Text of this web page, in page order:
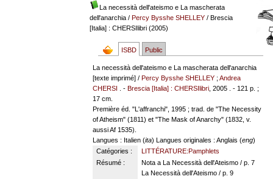
La necessità dell'ateismo e La mascherata
dell'anarchia/ Percy Bysshe SHELLEY/ Brescia
[Italia] : CHERSIlibri (2005)
ISBD Public
La necessità dell'ateismo e La mascherata dell'anarchia
[texte imprimé] /Percy Bysshe SHELLEY ;Andrea
CHERSI
. -Brescia [Italia] : CHERSIlibri , 2005 . - 121 p. ;
17 cm.
Première éd. "L'affranchi", 1995 ; trad. de "The Necessity
of Atheism" (1811) et "The Mask of Anarchy" (1832, v.
aussi Af 1535).
Langues : Italien (ita)Langues originales : Anglais (eng)
Catégories :
LITTÉRATURE:Pamphlets
Résumé :
Nota a La Necessità dell'Ateismo / p. 7
La Necessità dell'Ateismo / p. 9